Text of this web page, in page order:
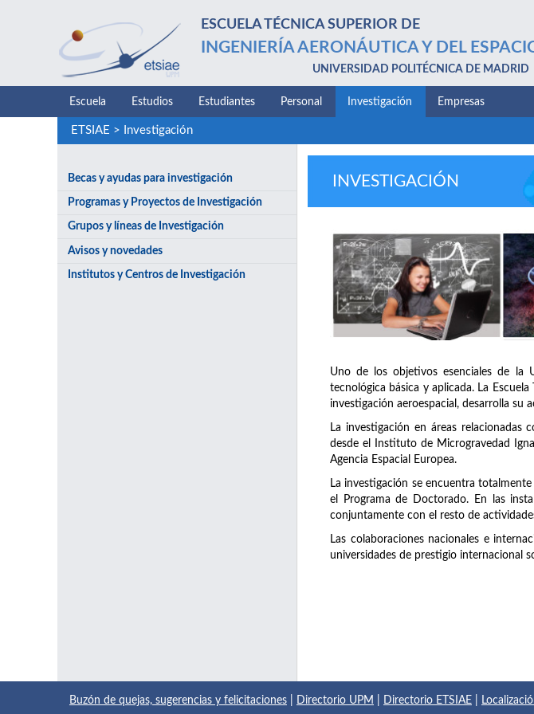
ESCUELA TÉCNICA SUPERIOR DE
INGENIERÍA AERONÁUTICA Y DEL
UNIVERSIDAD POLITÉCNICA DE MADRID
Escuela Estudios Estudiantes Personal Investigación Empresas
ETSIAE > Investigación
Becas y ayudas para investigación
Programas y Proyectos de Investigación
Grupos y líneas de Investigación
Avisos y novedades
Institutos y Centros de Investigación
INVESTIGACIÓN
Uno de los objetivos esenciales de la
tecnológica básica y aplicada. La
investigación aeroespacial, desarrolla su
La investigación en áreas relacionadas
desde el Instituto de Microgravedad
Agencia Espacial Europea.
La investigación se encuentra
el Programa de Doctorado. En las
conjuntamente con el resto de
Las colaboraciones nacionales e
universidades de prestigio internacional
Buzón de quejas, sugerencias y felicitaciones Directorio UPM Directorio ETSIAE